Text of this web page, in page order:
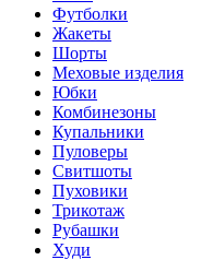
Футболки
Жакеты
Шорты
Меховые изделия
Юбки
Комбинезоны
Купальники
Пуловеры
Свитшоты
Пуховики
Трикотаж
Рубашки
Худи